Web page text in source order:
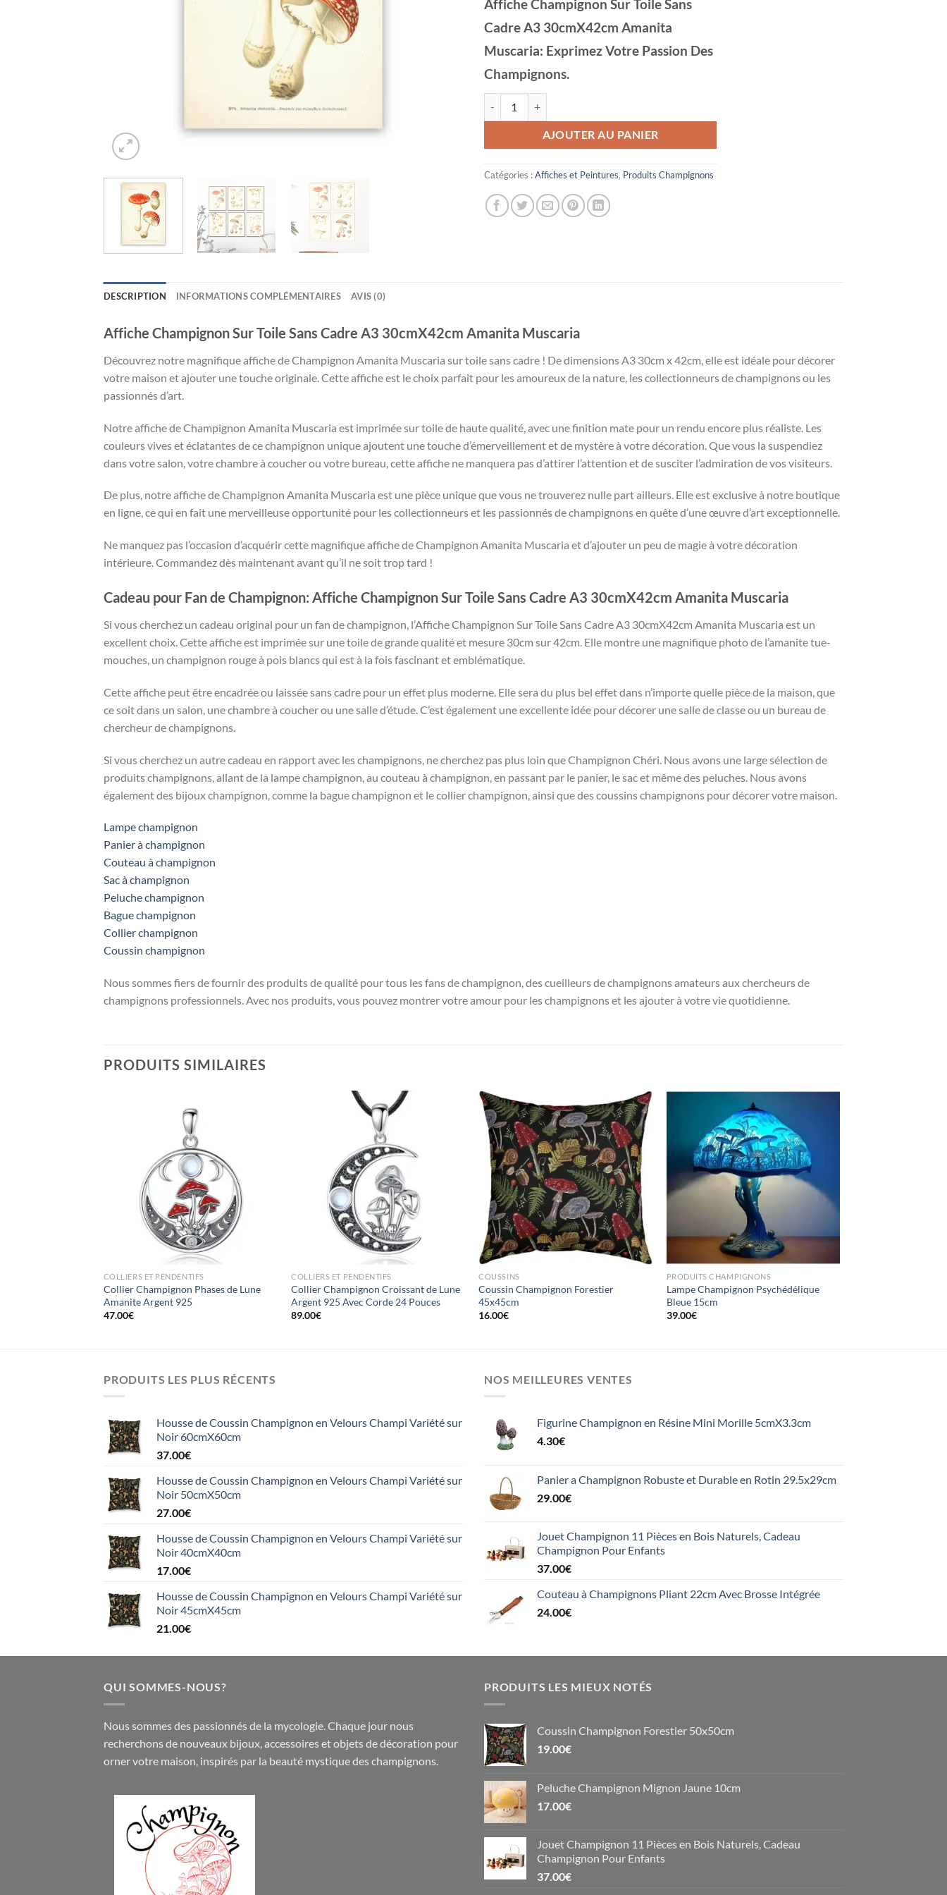
Affiche Champignon Sur Toile Sans
Cadre A3 30cmX42cm Amanita
Muscaria: Exprimez Votre Passion Des
Champignons.
AJOUTER AU PANIER
Catégories :Affiches et Peintures, Produits Champignons
DESCRIPTION INFORMATIONS COMPLÉMENTAIRES AVIS (0)
Affiche Champignon Sur Toile Sans Cadre A3 30cmX42cm Amanita Muscaria
Découvrez notre magnifique affiche de Champignon Amanita Muscaria sur toile sans cadre ! De dimensions A3 30cm x 42cm, elle est idéale pour décorer
votre maison et ajouter une touche originale. Cette affiche est le choix parfait pour les amoureux de la nature, les collectionneurs de champignons ou les
passionnés d’art.
Notre affiche de Champignon Amanita Muscaria est imprimée sur toile de haute qualité, avec une finition mate pour un rendu encore plus réaliste. Les
couleurs vives et éclatantes de ce champignon unique ajoutent une touche d’émerveillement et de mystère à votre décoration. Que vous la suspendiez
dans votre salon, votre chambre à coucher ou votre bureau, cette affiche ne manquera pas d’attirer l’attention et de susciter l’admiration de vos visiteurs.
De plus, notre affiche de Champignon Amanita Muscaria est une pièce unique que vous ne trouverez nulle part ailleurs. Elle est exclusive à notre boutique
en ligne, ce qui en fait une merveilleuse opportunité pour les collectionneurs et les passionnés de champignons en quête d’une œuvre d’art exceptionnelle.
Ne manquez pas l’occasion d’acquérir cette magnifique affiche de Champignon Amanita Muscaria et d’ajouter un peu de magie à votre décoration
intérieure. Commandez dès maintenant avant qu’il ne soit trop tard !
Cadeau pour Fan de Champignon: Affiche Champignon Sur Toile Sans Cadre A3 30cmX42cm Amanita Muscaria
Si vous cherchez un cadeau original pour un fan de champignon, l’Affiche Champignon Sur Toile Sans Cadre A3 30cmX42cm Amanita Muscaria est un
excellent choix. Cette affiche est imprimée sur une toile de grande qualité et mesure 30cm sur 42cm. Elle montre une magnifique photo de l’amanite tue-
mouches, un champignon rouge à pois blancs qui est à la fois fascinant et emblématique.
Cette affiche peut être encadrée ou laissée sans cadre pour un effet plus moderne. Elle sera du plus bel effet dans n’importe quelle pièce de la maison, que
ce soit dans un salon, une chambre à coucher ou une salle d’étude. C’est également une excellente idée pour décorer une salle de classe ou un bureau de
chercheur de champignons.
Si vous cherchez un autre cadeau en rapport avec les champignons, ne cherchez pas plus loin que Champignon Chéri. Nous avons une large sélection de
produits champignons, allant de la lampe champignon, au couteau à champignon, en passant par le panier, le sac et même des peluches. Nous avons
également des bijoux champignon, comme la bague champignon et le collier champignon, ainsi que des coussins champignons pour décorer votre maison.
Lampe champignon
Panier à champignon
Couteau à champignon
Sac à champignon
Peluche champignon
Bague champignon
Collier champignon
Coussin champignon
Nous sommes fiers de fournir des produits de qualité pour tous les fans de champignon, des cueilleurs de champignons amateurs aux chercheurs de
champignons professionnels. Avec nos produits, vous pouvez montrer votre amour pour les champignons et les ajouter à votre vie quotidienne.
PRODUITS SIMILAIRES
COLLIERS ET PENDENTIFS
Collier Champignon Phases de Lune
Amanite Argent 925
47.00€
COLLIERS ET PENDENTIFS
Collier Champignon Croissant de Lune
Argent 925 Avec Corde 24 Pouces
89.00€
Ajouter
à la liste
d’envies
COUSSINS
Coussin Champignon Forestier
45x45cm
16.00€
Ajouter
à la liste
d’envies
PRODUITS CHAMPIGNONS
Lampe Champignon Psychédélique
Bleue 15cm
39.00€
PRODUITS LES PLUS RÉCENTS
Housse de Coussin Champignon en Velours Champi Variété sur
Noir 60cmX60cm
37.00€
Housse de Coussin Champignon en Velours Champi Variété sur
Noir 50cmX50cm
27.00€
Housse de Coussin Champignon en Velours Champi Variété sur
Noir 40cmX40cm
17.00€
Housse de Coussin Champignon en Velours Champi Variété sur
Noir 45cmX45cm
21.00€
NOS MEILLEURES VENTES
Figurine Champignon en Résine Mini Morille 5cmX3.3cm
4.30€
Panier a Champignon Robuste et Durable en Rotin 29.5x29cm
29.00€
Jouet Champignon 11 Pièces en Bois Naturels, Cadeau
Champignon Pour Enfants
37.00€
Couteau à Champignons Pliant 22cm Avec Brosse Intégrée
24.00€
QUI SOMMES-NOUS?
Nous sommes des passionnés de la mycologie. Chaque jour nous
recherchons de nouveaux bijoux,accessoireset objets dedécoration pour
orner votre maison, inspirés par la beauté mystique des champignons.
PRODUITS LES MIEUX NOTÉS
Coussin Champignon Forestier 50x50cm
19.00€
Peluche Champignon Mignon Jaune 10cm
17.00€
Jouet Champignon 11 Pièces en Bois Naturels, Cadeau
Champignon Pour Enfants
37.00€